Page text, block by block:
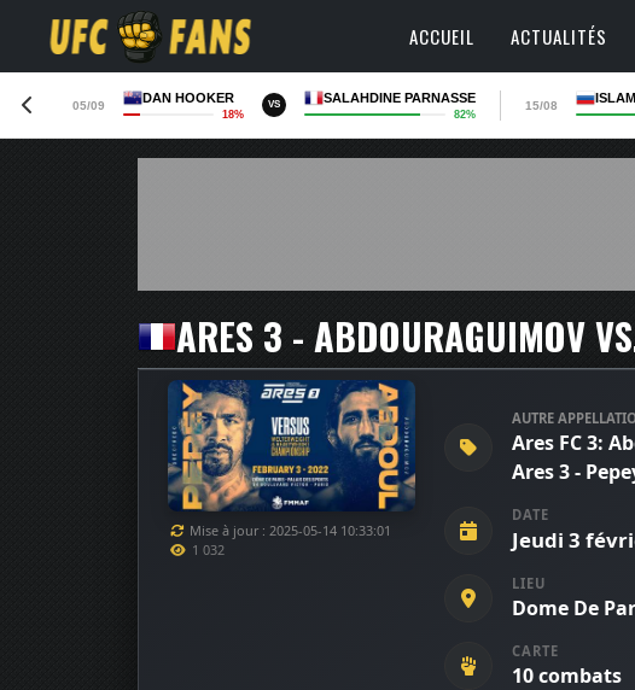
ACCUEIL ACTUALITÉS
05/09
DAN HOOKER
18%
VS SALAHDINE PARNASSE
82%
15/08
ARES 3 - ABDOURAGUIMOV
Mise à jour : 2025-05-14 10:33:01
1 032
AUTRE
Ares FC 3:
Ares 3 -
DATE
Jeudi 3
LIEU
Dome De
CARTE
10 combats